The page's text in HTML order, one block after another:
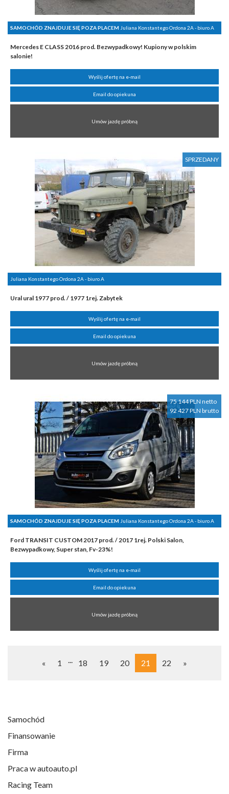
SAMOCHÓD ZNAJDUJE SIĘ POZA PLACEM Juliana Konstantego Ordona 2A - biuro A
Mercedes E CLASS 2016 prod. Bezwypadkowy! Kupiony w polskim
salonie!
Wyślij ofertę na e-mail
Email do opiekuna
Umów jazdę próbną
SPRZEDANY
Juliana Konstantego Ordona 2A - biuro A
Ural ural 1977 prod. / 1977 1rej. Zabytek
Wyślij ofertę na e-mail
Email do opiekuna
Umów jazdę próbną
75 144 PLN netto
92 427 PLN brutto
SAMOCHÓD ZNAJDUJE SIĘ POZA PLACEM Juliana Konstantego Ordona 2A - biuro A
Ford TRANSIT CUSTOM 2017 prod. / 2017 1rej. Polski Salon,
Bezwypadkowy, Super stan, Fv-23%!
Wyślij ofertę na e-mail
Email do opiekuna
Umów jazdę próbną
« 1 ... 18 19 20 21 22 »
Samochód
Finansowanie
Firma
Praca w autoauto.pl
Racing Team